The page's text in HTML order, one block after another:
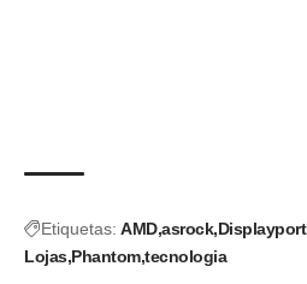
Etiquetas: AMD asrock Displayport
Lojas Phantom tecnologia